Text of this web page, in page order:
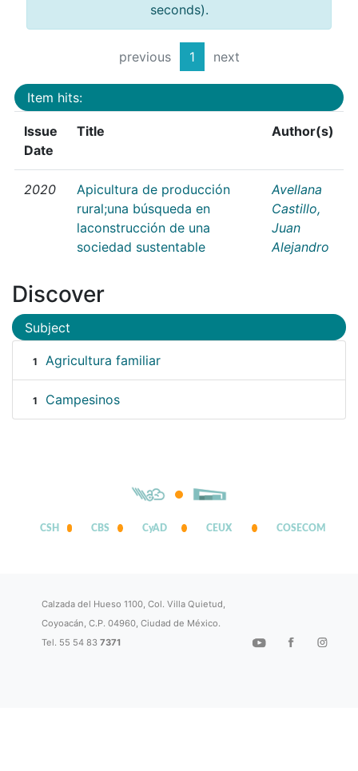
seconds).
previous 1 next
Item hits:
Issue
Date
Title Author(s)
2020
Apicultura de producción
rural;una búsqueda en
laconstrucción de una
sociedad sustentable
Avellana
Castillo,
Juan
Alejandro
Discover
Subject
1 Agricultura familiar
1 Campesinos
CSH CBS CyAD CEUX COSECOM
Calzada del Hueso 1100, Col. Villa Quietud,
Coyoacán, C.P. 04960, Ciudad de México.
Tel. 55 54 837371